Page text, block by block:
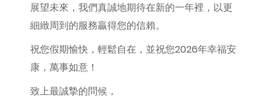
展望未來，我們真誠地期待在新的一年裡，以更
細緻周到的服務贏得您的信賴。
祝您假期愉快，輕鬆自在，並祝您2026年幸福安
康，萬事如意！
致上最誠摯的問候，